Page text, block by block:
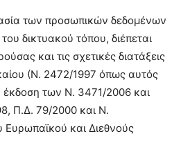
των προσωπικών δεδομένων
δικτυακού τόπου, διέπεται
και τις σχετικές διατάξεις
(Ν. 2472/1997 όπως αυτός
έκδοση των Ν. 3471/2006 και
Π.Δ. 79/2000 και Ν.
Ευρωπαϊκού και Διεθνούς